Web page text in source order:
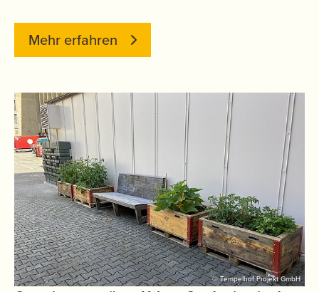
Mehr erfahren
© Tempelhof Projekt GmbH